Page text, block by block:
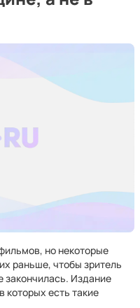
но некоторые
раньше, чтобы зритель
закончилась. Издание
которых есть такие